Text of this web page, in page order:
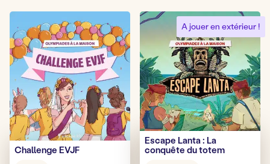
Challenge EVJF
A jouer en extérieur !
Escape Lanta : La
conquête du totem